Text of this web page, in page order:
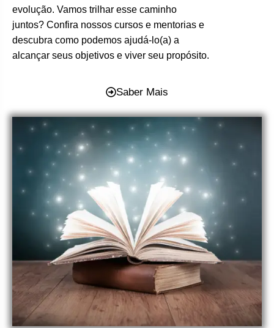
evolução. Vamos trilhar esse caminho
juntos? Confira nossos cursos e mentorias e
descubra como podemos ajudá-lo(a) a
alcançar seus objetivos e viver seu propósito.
Saber Mais